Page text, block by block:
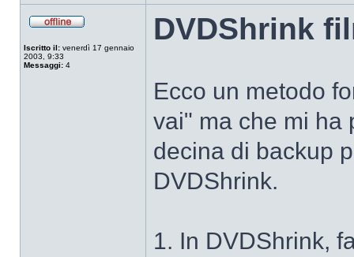
Iscritto il: venerdì 17 gennaio
2003, 9:33
Messaggi: 4
DVDShrink
Ecco un metodo
vai" ma che mi ha
decina di backup
DVDShrink.
1. In DVDShrink,